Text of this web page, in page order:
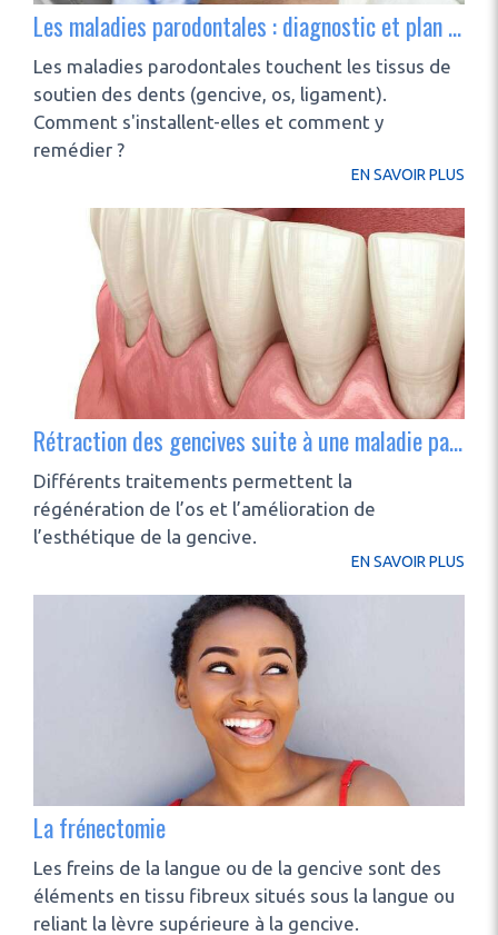
Les maladies parodontales : diagnostic et plan de traitement
Les maladies parodontales touchent les tissus de
soutien des dents (gencive, os, ligament).
Comment s'installent-elles et comment y
remédier ?
EN SAVOIR PLUS
Rétraction des gencives suite à une maladie parodontale
Différents traitements permettent la
régénération de l’os et l’amélioration de
l’esthétique de la gencive.
EN SAVOIR PLUS
La frénectomie
Les freins de la langue ou de la gencive sont des
éléments en tissu fibreux situés sous la langue ou
reliant la lèvre supérieure à la gencive.